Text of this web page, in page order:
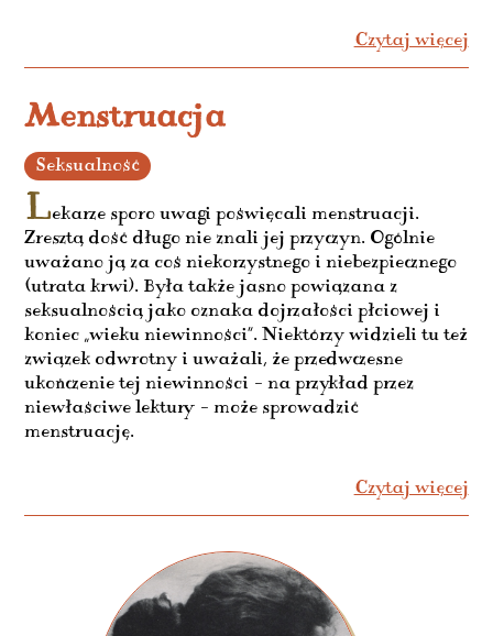
Czytaj więcej
Menstruacja
Seksualność
Lekarze sporo uwagi poświęcali menstruacji.
Zresztą dość długo nie znali jej przyczyn. Ogólnie
uważano ją za coś niekorzystnego i niebezpiecznego
(utrata krwi). Była także jasno powiązana z
seksualnością jako oznaka dojrzałości płciowej i
koniec „wieku niewinności”. Niektórzy widzieli tu też
związek odwrotny i uważali, że przedwczesne
ukończenie tej niewinności – na przykład przez
niewłaściwe lektury – może sprowadzić
menstruację.
Czytaj więcej